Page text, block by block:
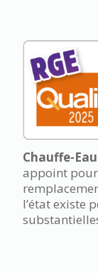
Chauffe-
appoint
l’état existe